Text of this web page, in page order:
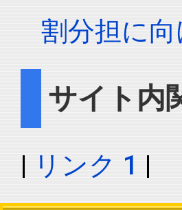
割分担に向
サイト内
| リンク 1 |